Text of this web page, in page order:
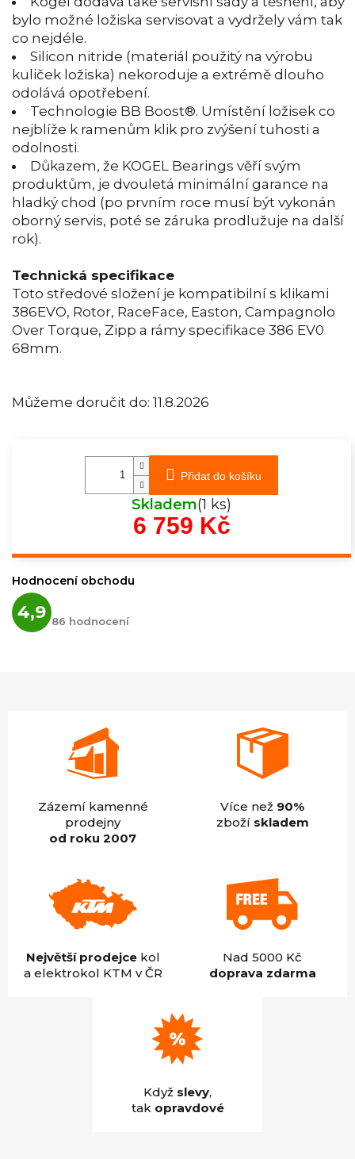
Můžeme doručit do: 11.8.2026
bylo možné ložiska servisovat a vydržely vám tak
co nejdéle.
Silicon nitride (materiál použitý na výrobu
kuliček ložiska) nekoroduje a extrémě dlouho
odolává opotřebení.
Technologie BB Boost®. Umístění ložisek co
nejblíže k ramenům klik pro zvýšení tuhosti a
odolnosti.
Důkazem, že KOGEL Bearings věří svým
produktům, je dvouletá minimální garance na
hladký chod (po prvním roce musí být vykonán
oborný servis, poté se záruka prodlužuje na další
rok).
Technická specifikace
Toto středové složení je kompatibilní s klikami
386EVO, Rotor, RaceFace, Easton, Campagnolo
Over Torque, Zipp a rámy specifikace 386 EV0
68mm.
Přidat do košíku
Skladem(1 ks)
6 759 KčMěrná
Hodnocení obchodu
4,9 hodnocení
obchodu
86 hodnocení
Zázemí kamenné
prodejny
od roku 2007
Více než 90%
zboží skladem
Největší prodejcekol
a elektrokol KTM v ČR
Nad 5000 Kč
doprava zdarma
Když slevy,
tak opravdové